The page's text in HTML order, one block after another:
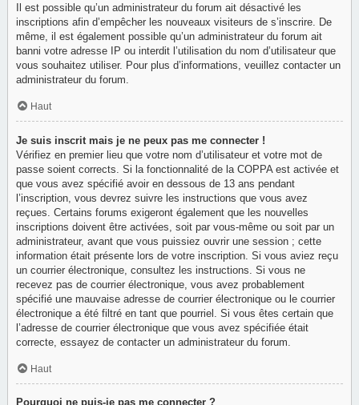
Il est possible qu’un administrateur du forum ait désactivé les
inscriptions afin d’empêcher les nouveaux visiteurs de s’inscrire. De
même, il est également possible qu’un administrateur du forum ait
banni votre adresse IP ou interdit l’utilisation du nom d’utilisateur que
vous souhaitez utiliser. Pour plus d’informations, veuillez contacter un
administrateur du forum.
Haut
Je suis inscrit mais je ne peux pas me connecter !
Vérifiez en premier lieu que votre nom d’utilisateur et votre mot de
passe soient corrects. Si la fonctionnalité de la COPPA est activée et
que vous avez spécifié avoir en dessous de 13 ans pendant
l’inscription, vous devrez suivre les instructions que vous avez
reçues. Certains forums exigeront également que les nouvelles
inscriptions doivent être activées, soit par vous-même ou soit par un
administrateur, avant que vous puissiez ouvrir une session ; cette
information était présente lors de votre inscription. Si vous aviez reçu
un courrier électronique, consultez les instructions. Si vous ne
recevez pas de courrier électronique, vous avez probablement
spécifié une mauvaise adresse de courrier électronique ou le courrier
électronique a été filtré en tant que pourriel. Si vous êtes certain que
l’adresse de courrier électronique que vous avez spécifiée était
correcte, essayez de contacter un administrateur du forum.
Haut
Pourquoi ne puis-je pas me connecter ?